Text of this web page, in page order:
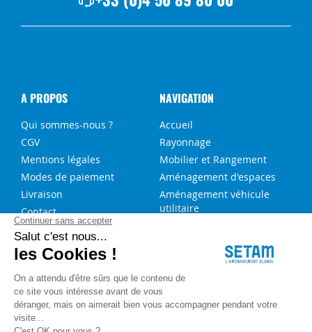
A PROPOS
Qui sommes-nous ?
CGV
Mentions légales
Modes de paiement
Livraison
Contact
NAVIGATION
Accueil
Rayonnage
Mobilier et Rangement
Aménagement d'espaces
Aménagement véhicule
utilitaire
NOS SERVICES
FAQ
Blog
Aide au choix rayonnage
Service de montage